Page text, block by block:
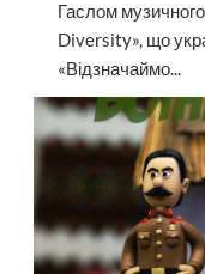
Гаслом
Diversity», що
«Відзначаймо...